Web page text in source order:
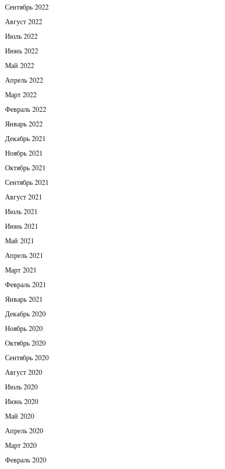
Сентябрь 2022
Август 2022
Июль 2022
Июнь 2022
Май 2022
Апрель 2022
Март 2022
Февраль 2022
Январь 2022
Декабрь 2021
Ноябрь 2021
Октябрь 2021
Сентябрь 2021
Август 2021
Июль 2021
Июнь 2021
Май 2021
Апрель 2021
Март 2021
Февраль 2021
Январь 2021
Декабрь 2020
Ноябрь 2020
Октябрь 2020
Сентябрь 2020
Август 2020
Июль 2020
Июнь 2020
Май 2020
Апрель 2020
Март 2020
Февраль 2020